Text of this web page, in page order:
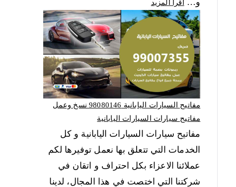
و…
اقرأ المزيد
مفاتيح السيارات اليابانية 98080146‬ نسخ وعمل
مفاتيح سيارات السيارات اليابانية
مفاتيح سيارات السيارات اليابانية و كل
الخدمات التي تتعلق بها نعمل توفيرها لكم
عملائنا الاعزاء بكل احتراف و اتقان في
شركتنا التي اختصت في هذا المجال، لدينا